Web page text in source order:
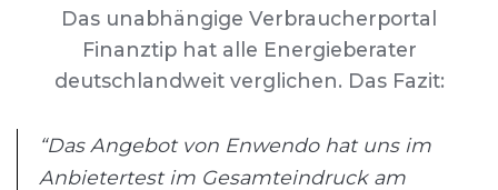
Das unabhängige Verbraucherportal
Finanztip hat alle Energieberater
deutschlandweit verglichen. Das Fazit:
“Das Angebot von Enwendo hat uns im
Anbietertest im Gesamteindruck am